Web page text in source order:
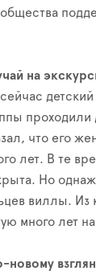
на
проходили
что его
лет. В те
Но
виллы. Из
много лет
новому